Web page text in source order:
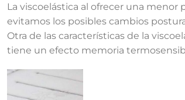
La viscoelástica al ofrecer una menor
evitamos los posibles cambios
Otra de las características de la
tiene un efecto memoria